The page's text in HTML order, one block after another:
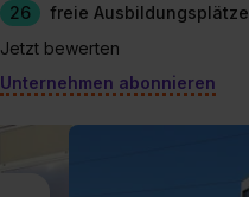
26
freie Ausbildungsplätze
Jetzt bewerten
Unternehmen abonnieren